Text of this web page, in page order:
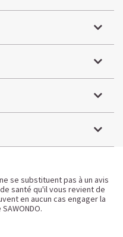
se substituent pas à un avis
santé qu'il vous revient de
en aucun cas engager la